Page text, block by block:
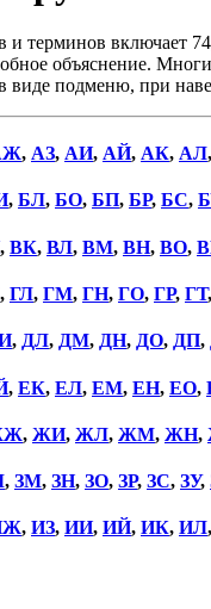
и терминов включает
объяснение.
виде подменю, при
, АЗ, АИ, АЙ, АК, АЛ,
, БЛ, БО, БП, БР, БС,
, ВК, ВЛ, ВМ, ВН, ВО,
, ГЛ, ГМ, ГН, ГО, ГР, ГТ,
, ДЛ, ДМ, ДН, ДО, ДП,
, ЕК, ЕЛ, ЕМ, ЕН, ЕО,
, ЖИ, ЖЛ, ЖМ, ЖН,
, ЗМ, ЗН, ЗО, ЗР, ЗС, ЗУ,
, ИЗ, ИИ, ИЙ, ИК, ИЛ,